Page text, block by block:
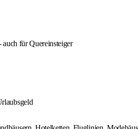
für Quereinsteiger